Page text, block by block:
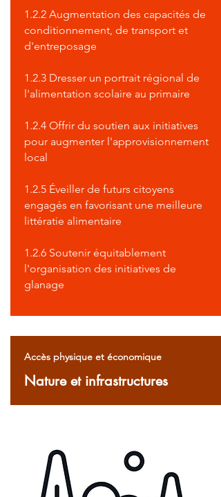
1.2.2 Augmentation des capacités de
conditionnement, de transport et
d'entreposage
1.2.3 Dresser un portrait régional de
l'alimentation scolaire au primaire
1.2.4 Offrir du soutien aux initiatives
pour augmenter l'approvisionnement
local
1.2.5 Éveiller de futurs citoyens
engagés en favorisant une meilleure
littératie alimentaire
1.2.6 Soutenir équitablement
l'organisation des initiatives de
glanage
Accès physique et économique
Nature et infrastructures